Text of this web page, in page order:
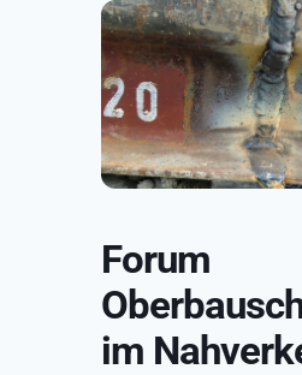
Forum
im